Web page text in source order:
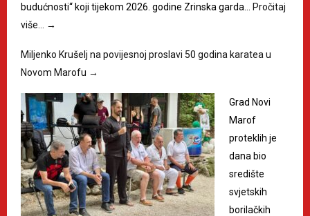
budućnosti“ koji tijekom 2026. godine Zrinska garda…
Pročitaj
više…
→
Miljenko Krušelj na povijesnoj proslavi 50 godina karatea u
Novom Marofu →
Grad Novi
Marof
proteklih je
dana bio
središte
svjetskih
borilačkih